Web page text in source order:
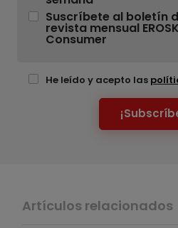
Suscríbete al boletín
revista mensual
Consumer
He leído y acepto las
Artículos relacionados